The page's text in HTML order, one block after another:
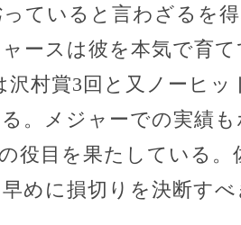
ていると言わざるを
ースは彼を本気で育
沢村賞3回と又ノーヒ
。メジャーでの実績
役目を果たしている
めに損切りを決断すべ